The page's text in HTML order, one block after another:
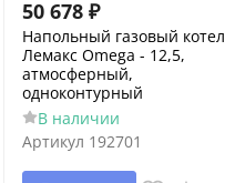
50 678 ₽
Напольный газовый котел
Лемакс Omega - 12,5,
атмосферный,
одноконтурный
В наличии
Артикул 192701